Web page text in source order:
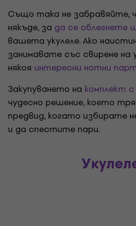
Също така не забравяйте,
някъде, за да се облегнете
вашета укулеле. Ако
занимавате със свирене на
някоя интересни нотни
Закупуването на комплект
чудесно решение, което
предвид, когато избирате
и да спестите пари.